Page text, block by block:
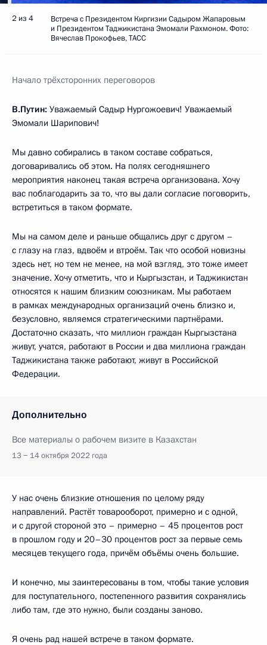
2 из 4
Встреча с Президентом Киргизии Садыром Жапаровым
и Президентом Таджикистана Эмомали Рахмоном. Фото:
Вячеслав Прокофьев, ТАСС
Начало трёхсторонних переговоров
В.Путин: Уважаемый Садыр Нургожоевич! Уважаемый
Эмомали Шарипович!
Мы давно собирались в таком составе собраться,
договаривались об этом. На полях сегодняшнего
мероприятия наконец такая встреча организована. Хочу
вас поблагодарить за то, что вы дали согласие поговорить,
встретиться в таком формате.
Мы на самом деле и раньше общались друг с другом –
с глазу на глаз, вдвоём и втроём. Так что особой новизны
здесь нет, но тем не менее, на мой взгляд, это тоже имеет
значение. Хочу отметить, что и Кыргызстан, и Таджикистан
относятся к нашим близким союзникам. Мы работаем
в рамках международных организаций очень близко и,
безусловно, являемся стратегическими партнёрами.
Достаточно сказать, что миллион граждан Кыргызстана
живут, учатся, работают в России и два миллиона граждан
Таджикистана также работают, живут в Российской
Федерации.
Дополнительно
Все материалы о рабочем визите в Казахстан
13 − 14 октября 2022 года
У нас очень близкие отношения по целому ряду
направлений. Растёт товарооборот, примерно и с одной,
и с другой стороной это – примерно – 45 процентов рост
в прошлом году и 20–30 процентов рост за первые семь
месяцев текущего года, причём объёмы очень большие.
И конечно, мы заинтересованы в том, чтобы такие условия
для поступательного, постепенного развития сохранялись
либо там, где это нужно, были созданы заново.
Я очень рад нашей встрече в таком формате.